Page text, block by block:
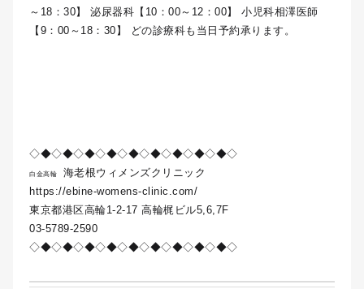
～18：30】 泌尿器科【10：00～12：00】 小児科相澤医師
【9：00～18：30】 どの診療科も当日予約承ります。
◇◆◇◆◇◆◇◆◇◆◇◆◇◆◇◆◇◆◇
白金高輪
海老根ウィメンズクリニック
https://ebine-womens-clinic.com/
東京都港区高輪1-2-17 高輪梶ビル5,6,7F
03-5789-2590
◇◆◇◆◇◆◇◆◇◆◇◆◇◆◇◆◇◆◇